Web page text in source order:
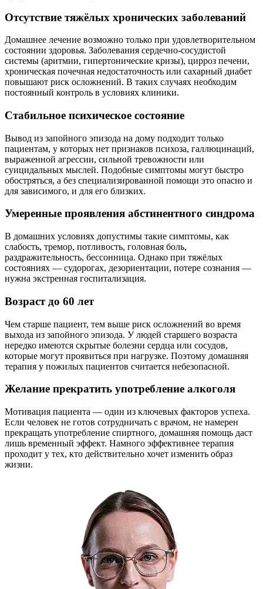
Отсутствие тяжёлых хронических заболеваний
Домашнее лечение возможно только при удовлетворительном
состоянии здоровья. Заболевания сердечно-сосудистой
системы (аритмии, гипертонические кризы), цирроз печени,
хроническая почечная недостаточность или сахарный диабет
повышают риск осложнений. В таких случаях необходим
постоянный контроль в условиях клиники.
Стабильное психическое состояние
Вывод из запойного эпизода на дому подходит только
пациентам, у которых нет признаков психоза, галлюцинаций,
выраженной агрессии, сильной тревожности или
суицидальных мыслей. Подобные симптомы могут быстро
обостряться, а без специализированной помощи это опасно и
для зависимого, и для его близких.
Умеренные проявления абстинентного синдрома
В домашних условиях допустимы такие симптомы, как
слабость, тремор, потливость, головная боль,
раздражительность, бессонница. Однако при тяжёлых
состояниях — судорогах, дезориентации, потере сознания —
нужна экстренная госпитализация.
Возраст до 60 лет
Чем старше пациент, тем выше риск осложнений во время
выхода из запойного эпизода. У людей старшего возраста
нередко имеются скрытые болезни сердца или сосудов,
которые могут проявиться при нагрузке. Поэтому домашняя
терапия у пожилых пациентов считается небезопасной.
Желание прекратить употребление алкоголя
Мотивация пациента — один из ключевых факторов успеха.
Если человек не готов сотрудничать с врачом, не намерен
прекращать употребление спиртного, домашняя помощь даст
лишь временный эффект. Намного эффективнее терапия
проходит у тех, кто действительно хочет изменить образ
жизни.